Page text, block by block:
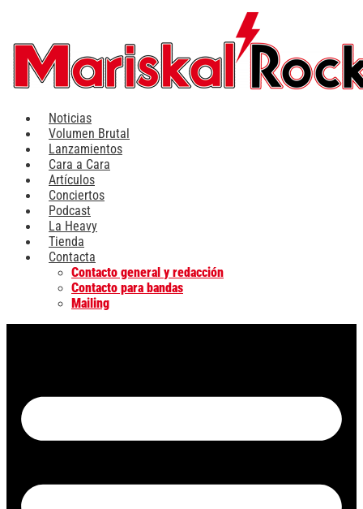
contenido
Noticias
Volumen Brutal
Lanzamientos
Cara a Cara
Artículos
Conciertos
Podcast
La Heavy
Tienda
Contacta
Contacto general y redacción
Contacto para bandas
Mailing